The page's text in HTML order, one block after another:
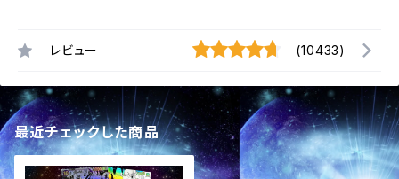
レビュー (10433)
最近チェックした商品